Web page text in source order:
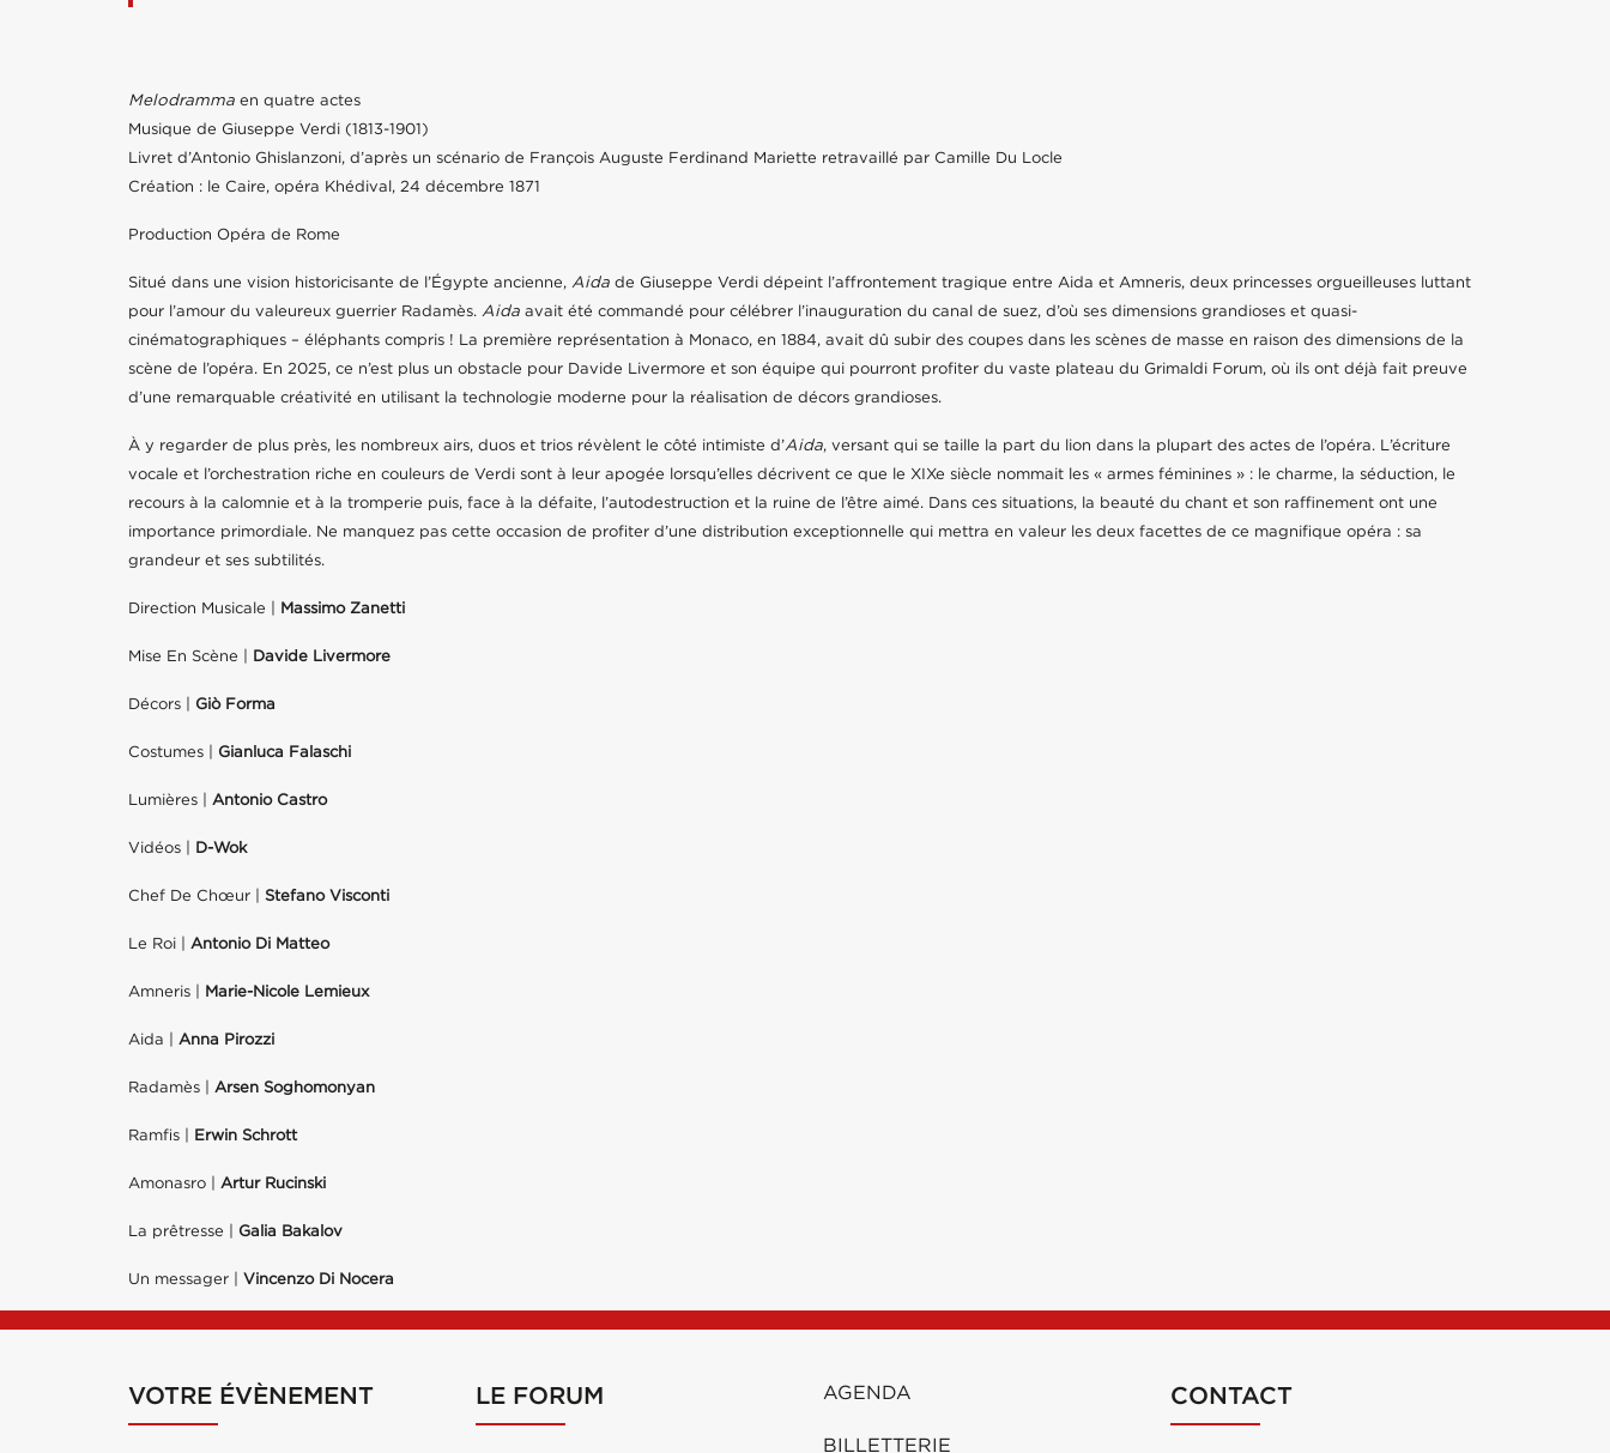
Melodramma en quatre actes
Musique de Giuseppe Verdi (1813-1901)
Livret d’Antonio Ghislanzoni, d’après un scénario de François Auguste Ferdinand Mariette retravaillé par Camille Du Locle
Création : le Caire, opéra Khédival, 24 décembre 1871
Production Opéra de Rome
Situé dans une vision historicisante de l’Égypte ancienne, Aida de Giuseppe Verdi dépeint l’affrontement tragique entre Aida et Amneris, deux princesses orgueilleuses luttant
pour l’amour du valeureux guerrier Radamès. Aida avait été commandé pour célébrer l’inauguration du canal de suez, d’où ses dimensions grandioses et quasi-
cinématographiques – éléphants compris ! La première représentation à Monaco, en 1884, avait dû subir des coupes dans les scènes de masse en raison des dimensions de la
scène de l’opéra. En 2025, ce n’est plus un obstacle pour Davide Livermore et son équipe qui pourront profiter du vaste plateau du Grimaldi Forum, où ils ont déjà fait preuve
d’une remarquable créativité en utilisant la technologie moderne pour la réalisation de décors grandioses.
À y regarder de plus près, les nombreux airs, duos et trios révèlent le côté intimiste d’Aida, versant qui se taille la part du lion dans la plupart des actes de l’opéra. L’écriture
vocale et l’orchestration riche en couleurs de Verdi sont à leur apogée lorsqu’elles décrivent ce que le XIXe siècle nommait les « armes féminines » : le charme, la séduction, le
recours à la calomnie et à la tromperie puis, face à la défaite, l’autodestruction et la ruine de l’être aimé. Dans ces situations, la beauté du chant et son raffinement ont une
importance primordiale. Ne manquez pas cette occasion de profiter d’une distribution exceptionnelle qui mettra en valeur les deux facettes de ce magnifique opéra : sa
grandeur et ses subtilités.
Direction Musicale | Massimo Zanetti
Mise En Scène | Davide Livermore
Décors | Giò Forma
Costumes | Gianluca Falaschi
Lumières | Antonio Castro
Vidéos | D-Wok
Chef De Chœur | Stefano Visconti
Le Roi | Antonio Di Matteo
Amneris | Marie-Nicole Lemieux
Aida | Anna Pirozzi
Radamès | Arsen Soghomonyan
Ramfis | Erwin Schrott
Amonasro | Artur Rucinski
La prêtresse | Galia Bakalov
Un messager | Vincenzo Di Nocera
VOTRE ÉVÈNEMENT LE FORUM AGENDA
BILLETTERIE
CONTACT